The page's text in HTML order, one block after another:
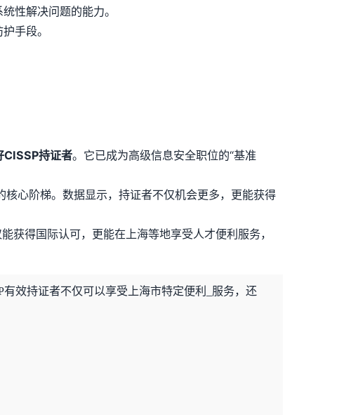
性解决问题的能力。
手段。
CISSP持证者。它已成为高级信息安全职位的“基准
核心阶梯。数据显示，持证者不仅机会更多，更能获得
获得国际认可，更能在上海等地享受人才便利服务，
有效持证者不仅可以享受上海市特定便利_服务，还